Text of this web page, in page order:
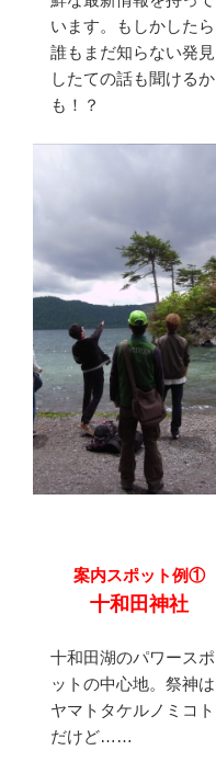
います。もしかしたら
誰もまだ知らない発見
したての話も聞けるか
も！？
案内スポット例①
十和田神社
十和田湖のパワースポ
ットの中心地。祭神は
ヤマトタケルノミコト
だけど……